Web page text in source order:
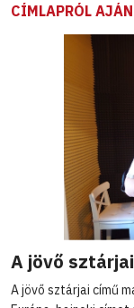
CÍMLAPRÓL
A jövő
A jövő sztárjai című